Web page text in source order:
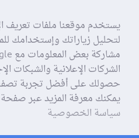
يستخدم موقعنا ملفات تعريف
لتحليل زياراتك وإستخدامك
الشركات الإعلانية والشبكات
حصولك على أفضل تجربة
يمكنك معرفة المزيد عبر صفحة
سياسة الخصوصية